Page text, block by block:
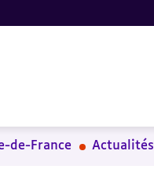
de-France Actualités